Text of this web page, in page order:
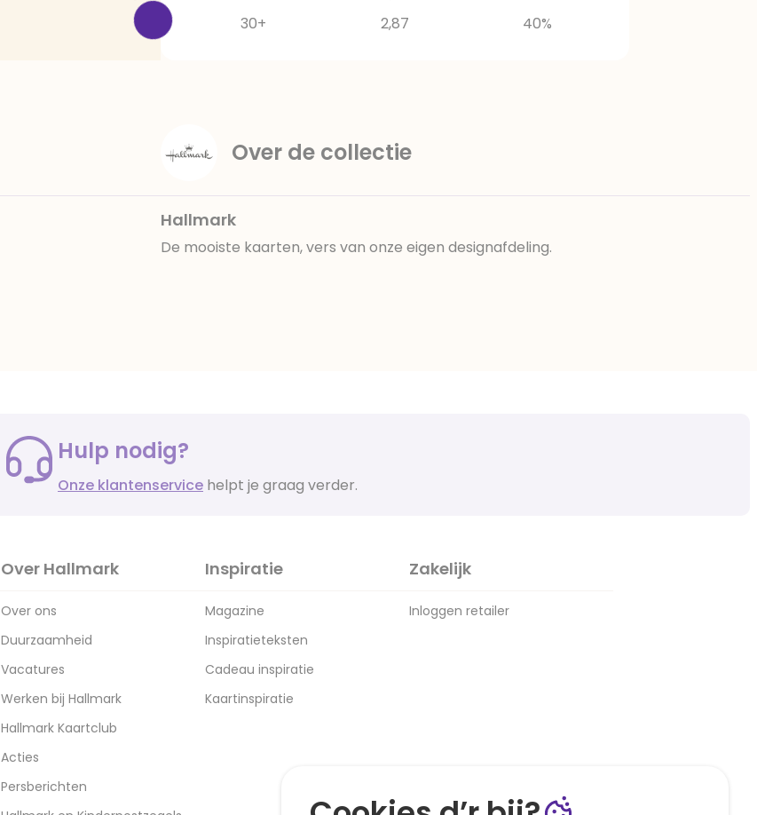
30+
2,87 40%
Over de collectie
Hallmark
De mooiste kaarten, vers van onze eigen designafdeling.
Hulp nodig?
Onze klantenservice helpt je graag verder.
Over Hallmark
Over ons
Duurzaamheid
Vacatures
Werken bij Hallmark
Hallmark Kaartclub
Acties
Persberichten
Inspiratie
Magazine
Inspiratieteksten
Cadeau inspiratie
Kaartinspiratie
Zakelijk
Inloggen retailer